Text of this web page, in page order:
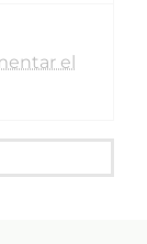
el